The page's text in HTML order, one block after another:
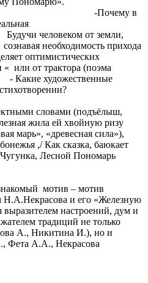
в
от земли,
необходимость прихода
оптимистических
или от трактора (поэма
художественные
словами (подъёлыш,
жила ей хвойную ризу
марь», «древесная сила»),
,/ Как сказка, баюкает
Лесной Пономарь
мотив – мотив
Н.А.Некрасова и его «Железную
выразителем настроений, дум и
традиций не только
А., Никитина И.), но и
Фета А.А., Некрасова